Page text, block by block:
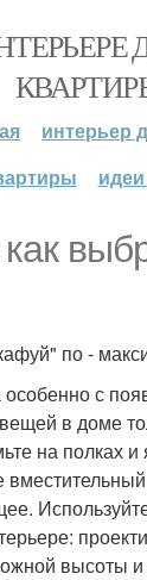
интерьер
как
по -
с
в доме
на полках и
высоты и